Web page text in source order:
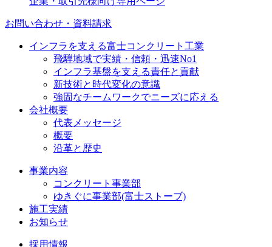
お問い合わせ・資料請求
インフラを支える富士コンクリート工業
飛騨地域で実績・信頼・迅速No1
インフラ基盤を支える責任と貢献
新技術と時代変化の意識
強固なチームワークでニーズに応える
会社概要
代表メッセージ
概要
沿革と歴史
事業内容
コンクリート事業部
ゆきぐに事業部(富士ストーブ)
施工実績
お知らせ
採用情報